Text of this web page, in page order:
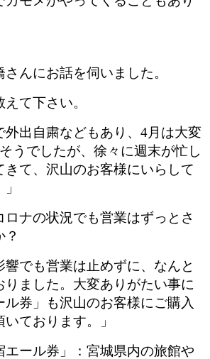
んにお話を伺いました。
て下さい。
外出自粛などもあり、4月は大変
うでしたが、徐々に週末が忙し
きて、沢山のお客様にいらして
ナの状況でも営業はずっとさ
響でも営業は止めずに、なんと
りました。大変ありがたい事に
ル券」も沢山のお客様にご購入
ております。」
エール券」：宮城県内の旅館や